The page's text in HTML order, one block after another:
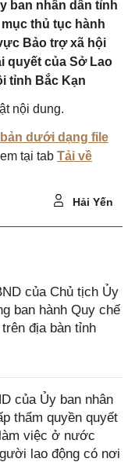
ban nhân dân tỉnh
thủ tục hành
Bảo trợ xã hội
quyết của Sở Lao
tỉnh Bắc Kạn
nội dung.
dưới dạng file
tại tab Tải về
Hải Yến
của Chủ tịch Ủy
ban hành Quy chế
địa bàn tỉnh
của Ủy ban nhân
thẩm quyền quyết
việc ở nước
lao động có nơi